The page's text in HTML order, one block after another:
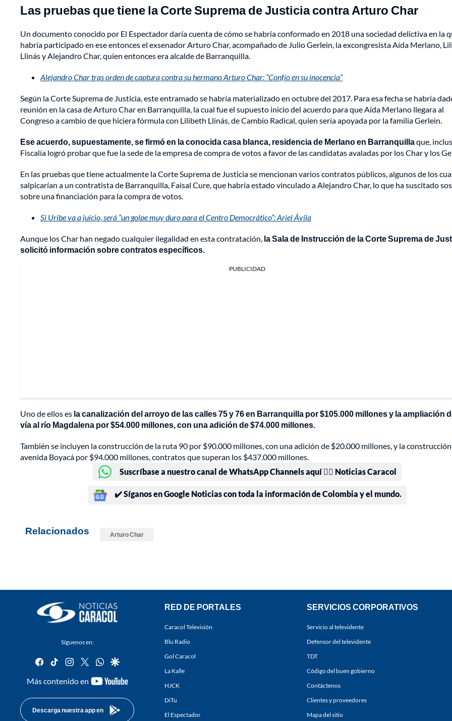
Las pruebas que tiene la Corte Suprema de Justicia contra Arturo Char
Un documento conocido por El Espectador daría cuenta de cómo se habría conformado en 2018 una sociedad delictiva en la
habría participado en ese entonces el exsenador Arturo Char, acompañado de Julio Gerlein, la excongresista Aída Merlano,
Llinás y Alejandro Char, quien entonces era alcalde de Barranquilla.
Alejandro Char tras orden de captura contra su hermano Arturo Char: “Confío en su inocencia”
Según la Corte Suprema de Justicia, este entramado se habría materializado en octubre del 2017. Para esa fecha se habría
reunión en la casa de Arturo Char en Barranquilla, la cual fue el supuesto inicio del acuerdo para que Aída Merlano llegara al
Congreso a cambio de que hiciera fórmula con Lilibeth Llinás, de Cambio Radical, quien sería apoyada por la familia Gerlein.
Ese acuerdo, supuestamente, se firmó en la conocida casa blanca, residencia de Merlano en Barranquillaque,
Fiscalía logró probar que fue la sede de la empresa de compra de votos a favor de las candidatas avaladas por los Char y los
En las pruebas que tiene actualmente la Corte Suprema de Justicia se mencionan varios contratos públicos, algunos de los
salpicarían a un contratista de Barranquilla, Faisal Cure, que habría estado vinculado a Alejandro Char, lo que ha suscitado
sobre una financiación para la compra de votos.
Si Uribe va a juicio, será “un golpe muy duro para el Centro Democrático”: Ariel Ávila
Aunque los Char han negado cualquier ilegalidad en esta contratación, la Sala de Instrucción de la Corte Suprema de
solicitó información sobre contratos específicos.
PUBLICIDAD
Uno de ellos es la canalización del arroyo de las calles 75 y 76 en Barranquilla por $105.000 millones y la ampliación
vía al río Magdalena por $54.000 millones, con una adición de $74.000 millones.
También se incluyen la construcción de la ruta 90 por $90.000 millones, con una adición de $20.000 millones, y la
avenida Boyacá por $94.000 millones, contratos que superan los $437.000 millones.
Suscríbase a nuestro canal de WhatsApp Channels aquí 👉🏻 Noticias Caracol
✔️ Síganos en Google Noticias con toda la información de Colombia y el mundo.
Relacionados Arturo Char
Síguenos en:
facebook
tiktok instagram
twitterwhatsapp
google
Más contenido en
youtube-
Descarga nuestra app en
RED DE PORTALES
Caracol Televisión
Blu Radio
Gol Caracol
La Kalle
HJCK
DiTu
El Espectador
SERVICIOS CORPORATIVOS
Servicio al televidente
Defensor del televidente
TDT
Código del buen gobierno
Contáctenos
Clientes y proveedores
Mapa del sitio